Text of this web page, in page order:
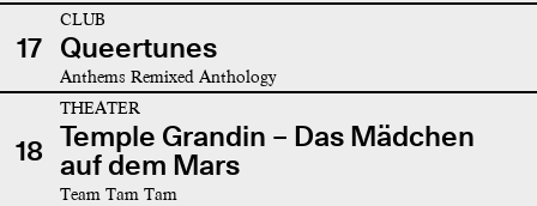
17
CLUB
Queertunes
Anthems Remixed Anthology
18
THEATER
Temple Grandin – Das Mädchen
auf dem Mars
Team Tam Tam